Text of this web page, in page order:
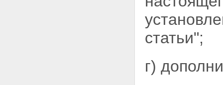
статьи";
г)